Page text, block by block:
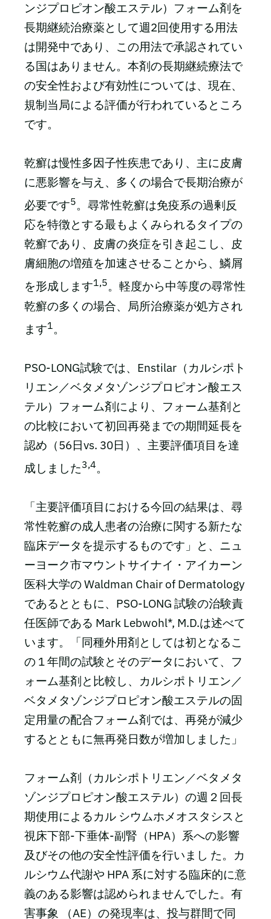
ンジプロピオン酸エステル）フォーム剤を
長期継続治療薬として週2回使用する用法
は開発中であり、この用法で承認されてい
る国はありません。本剤の長期継続療法で
の安全性および有効性については、現在、
規制当局による評価が行われているところ
です。
乾癬は慢性多因子性疾患であり、主に皮膚
に悪影響を与え、多くの場合で長期治療が
必要です5。尋常性乾癬は免疫系の過剰反
応を特徴とする最もよくみられるタイプの
乾癬であり、皮膚の炎症を引き起こし、皮
膚細胞の増殖を加速させることから、鱗屑
を形成します1,5。軽度から中等度の尋常性
乾癬の多くの場合、局所治療薬が処方され
ます1。
PSO-LONG試験では、Enstilar（カルシポト
リエン／ベタメタゾンジプロピオン酸エス
テル）フォーム剤により、フォーム基剤と
の比較において初回再発までの期間延長を
認め（56日vs. 30日）、主要評価項目を達
成しました3,4。
「主要評価項目における今回の結果は、尋
常性乾癬の成人患者の治療に関する新たな
臨床データを提示するものです」と、ニュ
ーヨーク市マウントサイナイ・アイカーン
医科大学の Waldman Chair of Dermatology
であるとともに、PSO-LONG 試験の治験責
任医師である Mark Lebwohl*, M.D.は述べて
います。「同種外用剤としては初となるこ
の 1 年間の試験とそのデータにおいて、フ
ォーム基剤と比較し、カルシポトリエン／
ベタメタゾンジプロピオン酸エステルの固
定用量の配合フォーム剤では、再発が減少
するとともに無再発日数が増加しました」
フォーム剤（カルシポトリエン／ベタメタ
ゾンジプロピオン酸エステル）の週２回長
期使用によるカル シウムホメオスタシスと
視床下部-下垂体-副腎（HPA）系への影響
及びその他の安全性評価を行いまし た。カ
ルシウム代謝や HPA 系に対する臨床的に意
義のある影響は認められませんでした。有
害事象 （AE）の発現率は、投与群間で同